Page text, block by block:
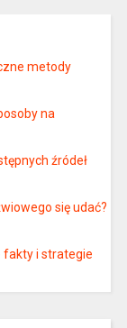
metody
na
źródeł
się udać?
fakty i strategie